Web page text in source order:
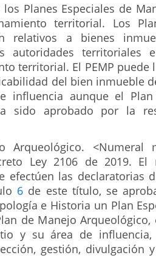
Planes Especiales de
territorial. Los
relativos a bienes
autoridades territoriales
territorial. El PEMP puede
del bien inmueble
influencia aunque el Plan
sido aprobado por la
Arqueológico. <Numeral
Ley 2106 de 2019.
efectúen las declaratorias
6 de este título, se
e Historia un Plan
de Manejo
y su área de
gestión, divulgación